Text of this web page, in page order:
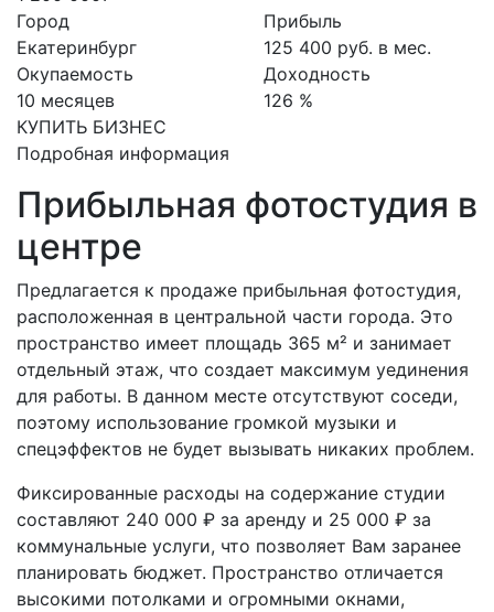
Город
Екатеринбург
Окупаемость
10 месяцев
КУПИТЬ БИЗНЕС
Прибыль
125 400 руб. в мес.
Доходность
126 %
Подробная информация
Прибыльная фотостудия в
центре
Предлагается к продаже прибыльная фотостудия,
расположенная в центральной части города. Это
пространство имеет площадь 365 м² и занимает
отдельный этаж, что создает максимум уединения
для работы. В данном месте отсутствуют соседи,
поэтому использование громкой музыки и
спецэффектов не будет вызывать никаких проблем.
Фиксированные расходы на содержание студии
составляют 240 000 ₽ за аренду и 25 000 ₽ за
коммунальные услуги, что позволяет Вам заранее
планировать бюджет. Пространство отличается
высокими потолками и огромными окнами,